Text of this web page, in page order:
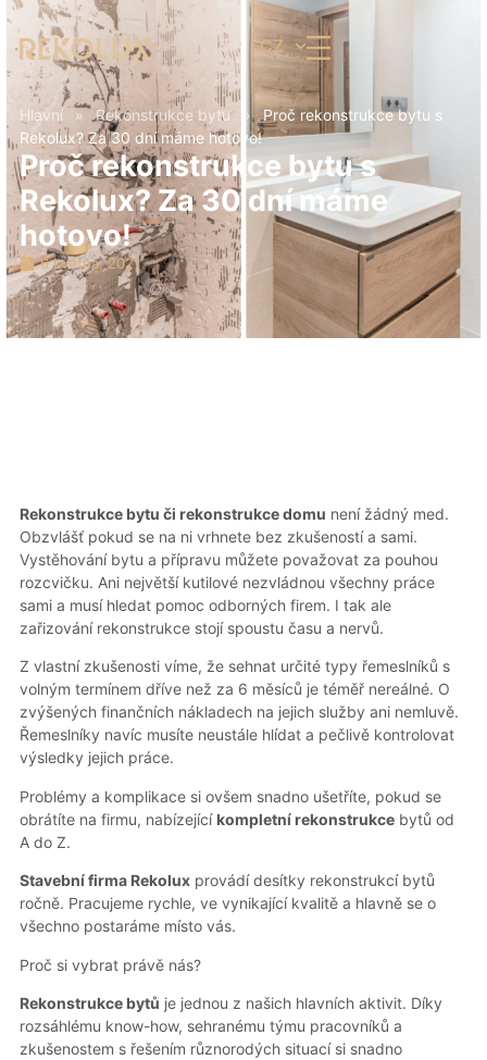
CZ
Hlavní » Rekonstrukce bytu » Proč rekonstrukce bytu s
Rekolux? Za 30 dní máme hotovo!
Proč rekonstrukce bytu s
Rekolux? Za 30 dní máme
hotovo!
6 května, 2021
Rekonstrukce bytu či rekonstrukce domu není žádný med.
Obzvlášť pokud se na ni vrhnete bez zkušeností a sami.
Vystěhování bytu a přípravu můžete považovat za pouhou
rozcvičku. Ani největší kutilové nezvládnou všechny práce
sami a musí hledat pomoc odborných firem. I tak ale
zařizování rekonstrukce stojí spoustu času a nervů.
Z vlastní zkušenosti víme, že sehnat určité typy řemeslníků s
volným termínem dříve než za 6 měsíců je téměř nereálné. O
zvýšených finančních nákladech na jejich služby ani nemluvě.
Řemeslníky navíc musíte neustále hlídat a pečlivě kontrolovat
výsledky jejich práce.
Problémy a komplikace si ovšem snadno ušetříte, pokud se
obrátíte na firmu, nabízejícíkompletní rekonstrukcebytů od
A do Z.
Stavební firma Rekoluxprovádí desítky rekonstrukcí bytů
ročně. Pracujeme rychle, ve vynikající kvalitě a hlavně se o
všechno postaráme místo vás.
Proč si vybrat právě nás?
Rekonstrukce bytů je jednou z našich hlavních aktivit. Díky
rozsáhlému know-how, sehranému týmu pracovníků a
zkušenostem s řešením různorodých situací si snadno